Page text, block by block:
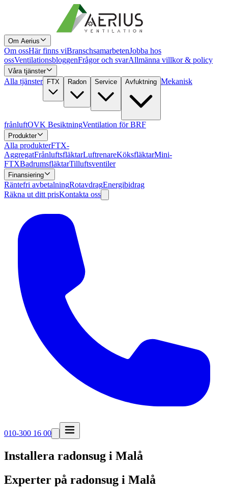
Om Aerius
Om ossHär finns viBranschsamarbetenJobba hos
ossVentilationsbloggenFrågor och svarAllmänna villkor & policy
Våra tjänster
Alla tjänster FTX Radon Service Avfuktning Mekanisk
frånluftOVK BesiktningVentilation för BRF
Produkter
Alla produkterFTX-
AggregatFrånluftsfläktarLuftrenareKöksfläktarMini-
FTXBadrumsfläktarTilluftsventiler
Finansiering
Räntefri avbetalningRotavdragEnergibidrag
Räkna ut ditt prisKontakta oss
010-300 16 00
Installera radonsug i Malå
Experter på radonsug i Malå